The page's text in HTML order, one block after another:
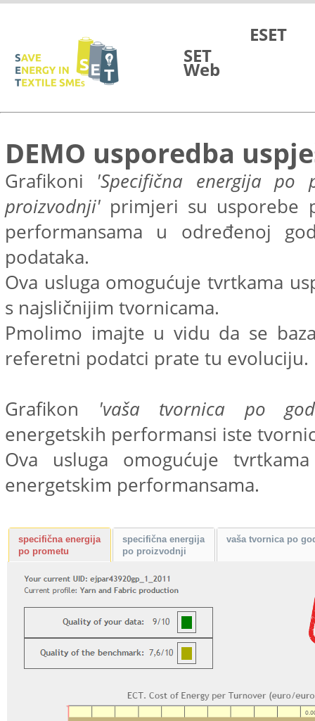
SET
Web
ESET
DEMO usporedba
Grafikoni 'Specifična energija po
proizvodnji' primjeri su usporebe
performansama u određenoj
podataka.
Ova usluga omogućuje tvrtkama
s najsličnijim tvornicama.
Pmolimo imajte u vidu da se
referetni podatci prate tu evoluciju.
Grafikon 'vaša tvornica po
energetskih performansi iste
Ova usluga omogućuje
energetskim performansama.
specifična energija
po prometu
specifična energija
po proizvodnji
vaša tvornica po